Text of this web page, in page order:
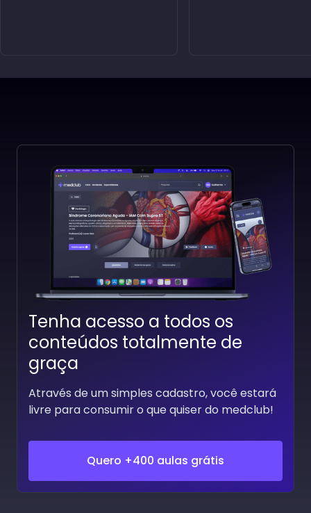
Tenha acesso a todos os
conteúdos totalmente de
graça
Através de um simples cadastro, você estará
livre para consumir o que quiser do medclub!
Quero +400 aulas grátis